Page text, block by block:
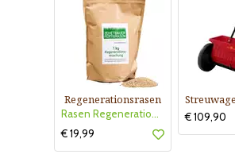
Regenerationsrasen
Rasen Regenerationsrasen
€ 19,99
€ 109,90